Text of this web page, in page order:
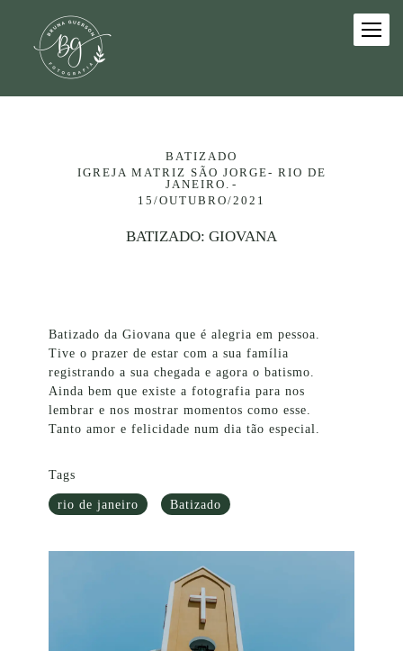
BATIZADO
IGREJA MATRIZ SÃO JORGE- RIO DE
JANEIRO.
15/OUTUBRO/2021
BATIZADO: GIOVANA
Batizado da Giovana que é alegria em pessoa.
Tive o prazer de estar com a sua família
registrando a sua chegada e agora o batismo.
Ainda bem que existe a fotografia para nos
lembrar e nos mostrar momentos como esse.
Tanto amor e felicidade num dia tão especial.
Tags
rio de janeiro Batizado